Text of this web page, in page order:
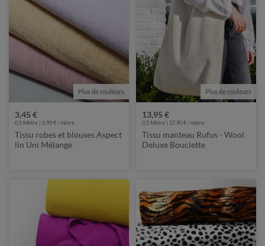
Plus de couleurs
3,45 €
0,5 Mètre | 6,90 € / mètre
Tissu robes et blouses Aspect
lin Uni Mélange
Plus de couleurs
13,95 €
0,5 Mètre | 27,90 € / mètre
Tissu manteau Rufus - Wool
Deluxe Bouclette